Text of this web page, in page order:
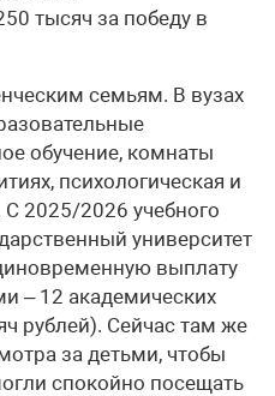
тысяч за победу в
семьям. В вузах
обучение, комнаты
психологическая и
С 2025/2026 учебного
университет
выплату
– 12 академических
рублей). Сейчас там же
за детьми, чтобы
спокойно посещать